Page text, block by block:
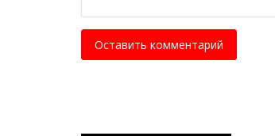
Оставить комментарий